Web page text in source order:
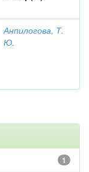
Анпилогова, Т.
Ю.
1